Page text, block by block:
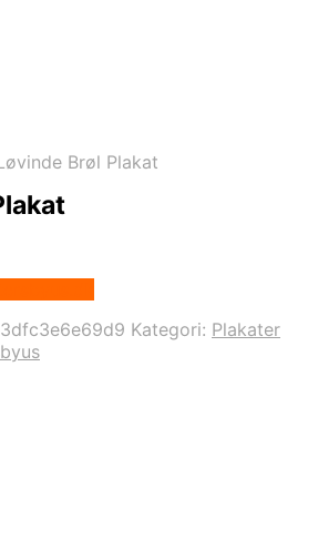
Brøl Plakat
3dfc3e6e69d9 Kategori: Plakater